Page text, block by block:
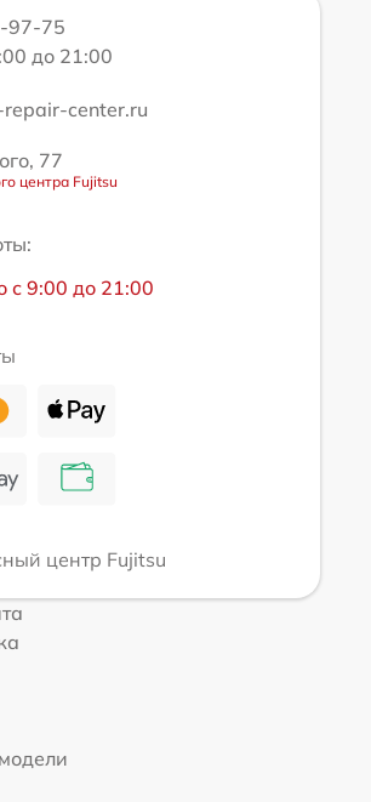
97-75
до 21:00
center.ru
77
центра Fujitsu
с 9:00 до 21:00
центр Fujitsu